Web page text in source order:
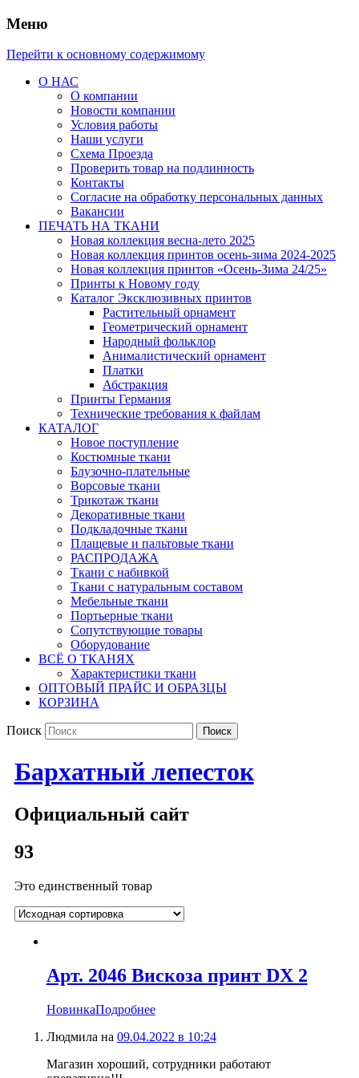
Меню
Перейти к основному содержимому
О НАС
О компании
Новости компании
Условия работы
Наши услуги
Схема Проезда
Проверить товар на подлинность
Контакты
Согласие на обработку персональных данных
Вакансии
ПЕЧАТЬ НА ТКАНИ
Новая коллекция весна-лето 2025
Новая коллекция принтов осень-зима 2024-2025
Новая коллекция принтов «Осень-Зима 24/25»
Принты к Новому году
Каталог Эксклюзивных принтов
Растительный орнамент
Геометрический орнамент
Народный фольклор
Анималистический орнамент
Платки
Абстракция
Принты Германия
Технические требования к файлам
КАТАЛОГ
Новое поступление
Костюмные ткани
Блузочно-плательные
Ворсовые ткани
Трикотаж ткани
Декоративные ткани
Подкладочные ткани
Плащевые и пальтовые ткани
РАСПРОДАЖА
Ткани с набивкой
Ткани с натуральным составом
Мебельные ткани
Портьерные ткани
Сопутствующие товары
Оборудование
ВСЁ О ТКАНЯХ
Характеристики ткани
ОПТОВЫЙ ПРАЙС И ОБРАЗЦЫ
КОРЗИНА
Поиск
Бархатный лепесток
Официальный сайт
93
Это единственный товар
Арт. 2046 Вискоза принт DX 2
НовинкаПодробнее
Людмила на 09.04.2022 в 10:24
Магазин хороший, сотрудники работают